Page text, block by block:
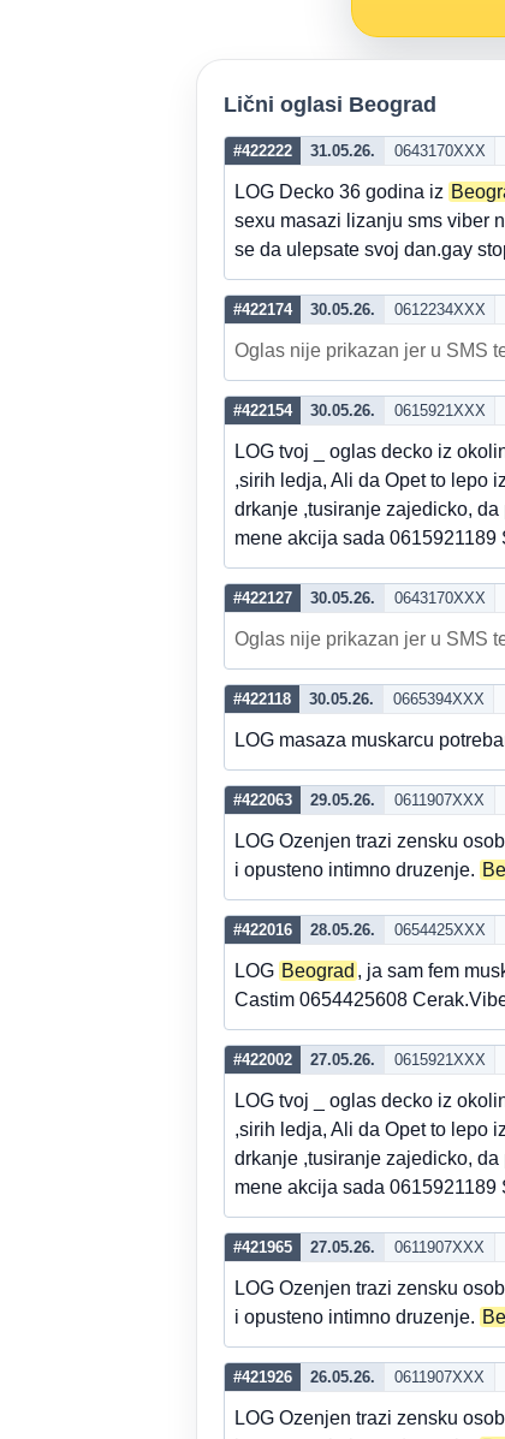
Lični oglasi Beograd
#422222 31.05.26. 0643170XXX
LOG Decko 36 godina iz
sexu masazi lizanju sms viber
se da ulepsate svoj dan.gay
#422174 30.05.26. 0612234XXX
Oglas nije prikazan jer u SMS
#422154 30.05.26. 0615921XXX
LOG tvoj _ oglas decko iz
,sirih ledja, Ali da Opet to lepo
drkanje ,tusiranje zajedicko,
mene akcija sada
#422127 30.05.26. 0643170XXX
Oglas nije prikazan jer u SMS
#422118 30.05.26. 0665394XXX
LOG masaza muskarcu
#422063 29.05.26. 0611907XXX
LOG Ozenjen trazi zensku
i opusteno intimno druzenje.
#422016 28.05.26. 0654425XXX
LOG Beograd , ja sam fem
Castim 0654425608
#422002 27.05.26. 0615921XXX
LOG tvoj _ oglas decko iz
,sirih ledja, Ali da Opet to lepo
drkanje ,tusiranje zajedicko,
mene akcija sada
#421965 27.05.26. 0611907XXX
LOG Ozenjen trazi zensku
i opusteno intimno druzenje.
#421926 26.05.26. 0611907XXX
LOG Ozenjen trazi zensku